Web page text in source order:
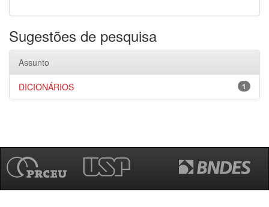
Sugestões de pesquisa
Assunto
1
DICIONÁRIOS